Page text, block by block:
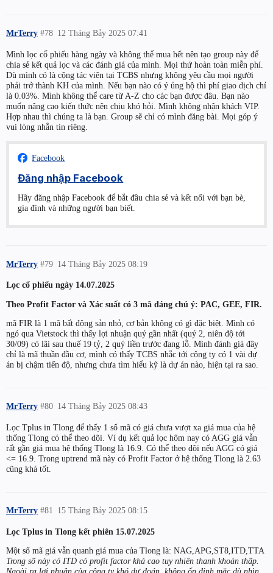
MrTerry 12 Tháng Bảy 2025 07:41
#78
Mình lọc cổ phiếu hàng ngày và không thể mua hết nên tạo group này để
chia sẻ kết quả lọc và các đánh giá của mình. Mọi thứ hoàn toàn miễn phí.
Dù mình có là cộng tác viên tại TCBS nhưng không yêu cầu mọi người
phải trở thành KH của mình. Nếu bạn nào có ý ủng hộ thì phí giao dịch chỉ
là 0.03%. Mình không thể care từ A-Z cho các bạn được đâu. Bạn nào
muốn nâng cao kiến thức nên chịu khó hỏi. Mình không nhận khách VIP.
Hợp nhau thì chúng ta là bạn. Group sẽ chỉ có mình đăng bài. Mọi góp ý
vui lòng nhắn tin riêng.
Facebook
Đăng nhập Facebook
Hãy đăng nhập Facebook để bắt đầu chia sẻ và kết nối với bạn bè,
gia đình và những người bạn biết.
MrTerry 14 Tháng Bảy 2025 08:19
#79
Lọc cổ phiếu ngày 14.07.2025
Theo Profit Factor và Xác suất có 3 mã đáng chú ý: PAC, GEE, FIR.
mã FIR là 1 mã bất động sản nhỏ, cơ bản không có gì đặc biệt. Mình có
ngó qua Vietstock thì thấy lợi nhuận quý gần nhất (quý 2, niên độ tới
30/09) có lãi sau thuế 19 tỷ, 2 quý liền trước đang lỗ. Mình đánh giá đây
chỉ là mã thuần đầu cơ, mình có thấy TCBS nhắc tới công ty có 1 vài dự
án bị chậm tiến độ, nhưng chưa tìm hiểu kỹ là dự án nào, hiện tại ra sao.
MrTerry 14 Tháng Bảy 2025 08:43
#80
Lọc Tplus in Tlong để thấy 1 số mã có giá chưa vượt xa giá mua của hệ
thống Tlong có thể theo dõi. Ví dụ kết quả lọc hôm nay có AGG giá vẫn
rất gần giá mua hệ thống Tlong là 16.9. Có thể theo dõi nếu AGG có giá
<= 16.9. Trong uptrend mã này có Profit Factor ở hệ thống Tlong là 2.63
cũng khá tốt.
MrTerry 15 Tháng Bảy 2025 08:15
#81
Lọc Tplus in Tlong kết phiên 15.07.2025
Một số mã giá vẫn quanh giá mua của Tlong là: NAG,APG,ST8,ITD,TTA
Trong số này có ITD có profit factor khá cao tuy nhiên thanh khoản thấp.